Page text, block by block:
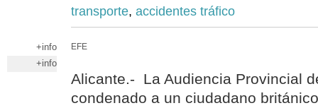
transporte, accidentes tráfico
+info
+info
EFE
Alicante.- La Audiencia Provincial
condenado a un ciudadano